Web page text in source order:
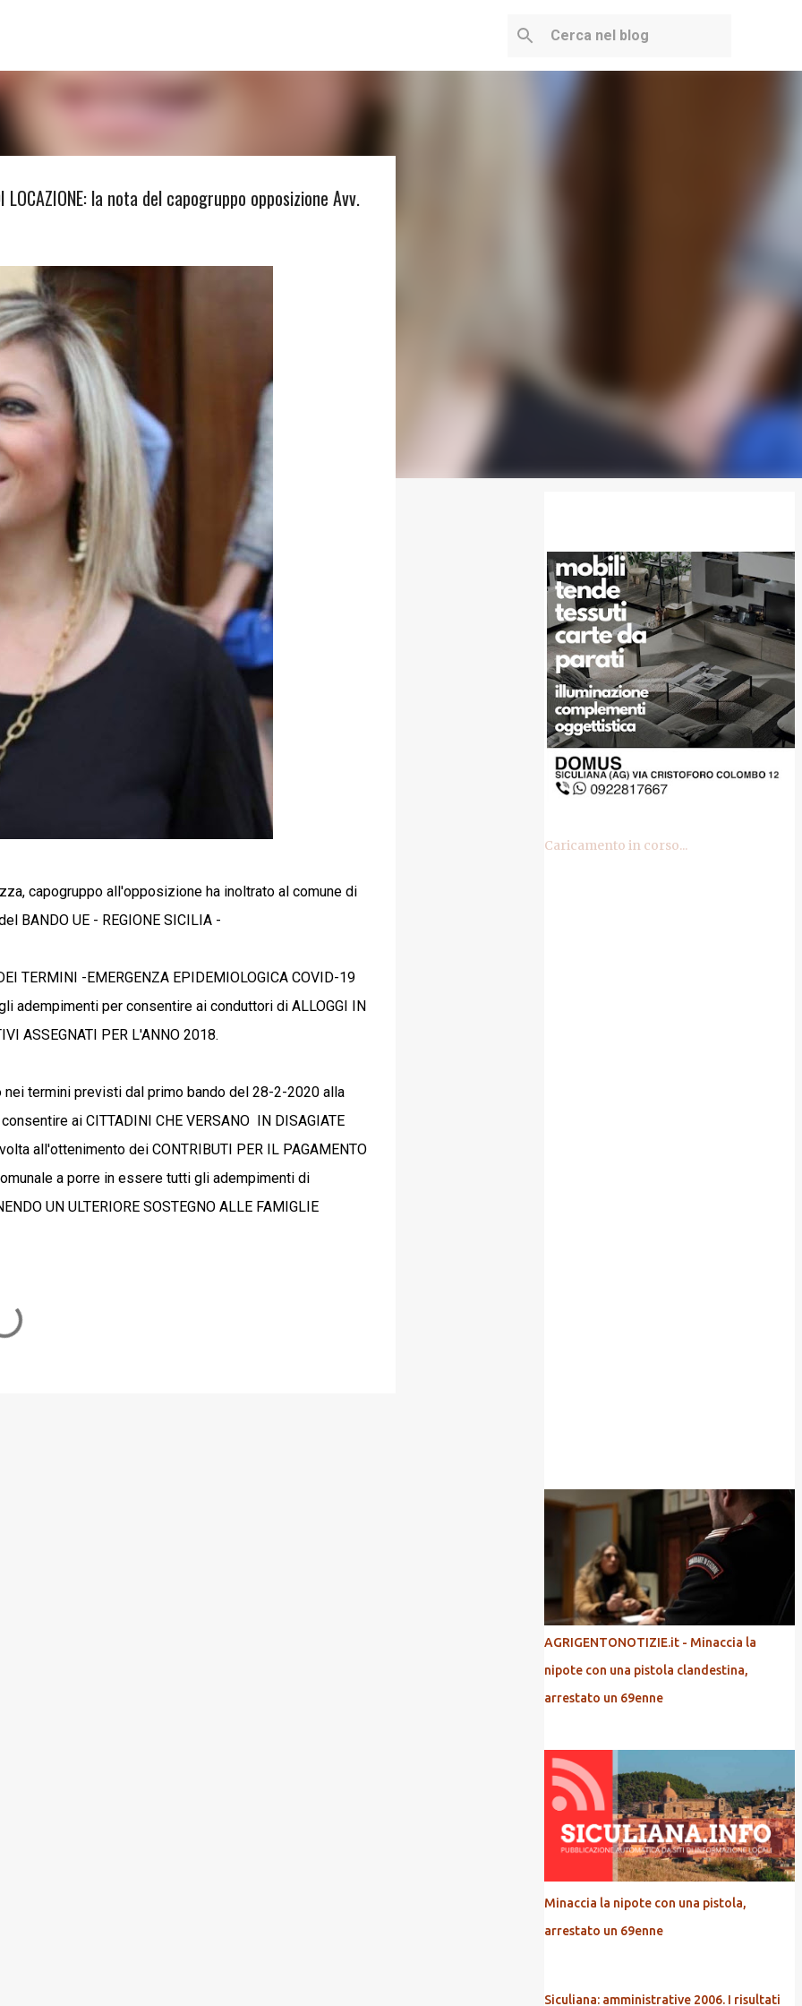
LOCAZIONE: la nota del capogruppo opposizione Avv.
capogruppo all'opposizione ha inoltrato al comune di
BANDO UE - REGIONE SICILIA -
TERMINI -EMERGENZA EPIDEMIOLOGICA COVID-19
adempimenti per consentire ai conduttori di ALLOGGI IN
ASSEGNATI PER L'ANNO 2018.
termini previsti dal primo bando del 28-2-2020 alla
ai CITTADINI CHE VERSANO IN DISAGIATE
all'ottenimento dei CONTRIBUTI PER IL PAGAMENTO
a porre in essere tutti gli adempimenti di
UN ULTERIORE SOSTEGNO ALLE FAMIGLIE
Caricamento in corso...
AGRIGENTONOTIZIE.it - Minaccia la
nipote con una pistola clandestina,
arrestato un 69enne
Minaccia la nipote con una pistola,
arrestato un 69enne
Siculiana: amministrative 2006. I risultati